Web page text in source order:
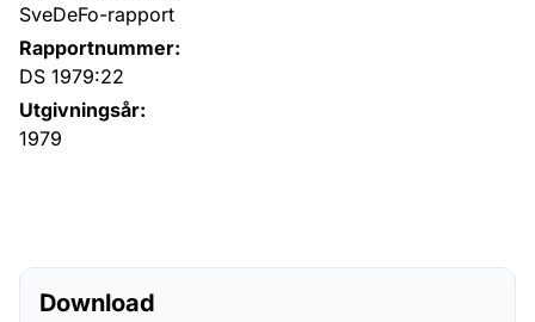
SveDeFo-rapport
Rapportnummer:
DS 1979:22
Utgivningsår:
1979
Download